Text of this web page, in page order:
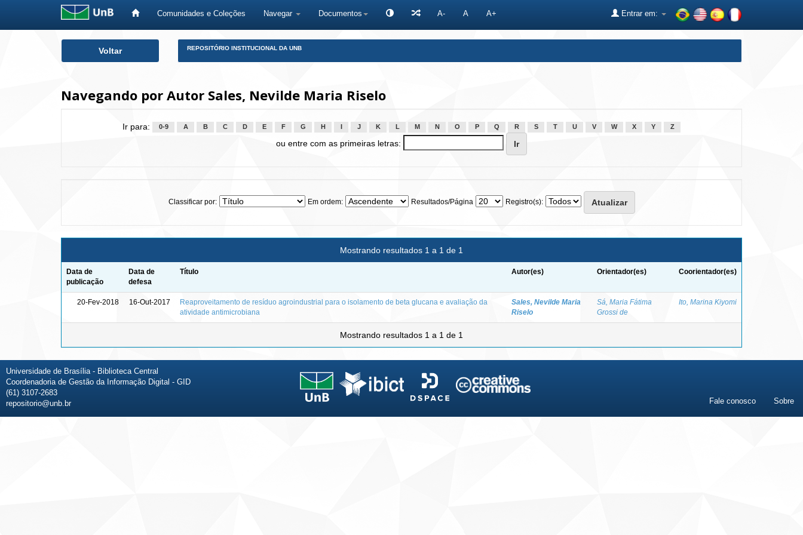
Comunidades e Coleções Navegar Documentos A- A A+ Entrar em:
Voltar REPOSITÓRIO INSTITUCIONAL DA UNB
Navegando por Autor Sales, Nevilde Maria Riselo
Ir para: 0-9 A B C D E F G H J K L M N O P Q R S T U V W X Y Z
ou entre com as primeiras letras:
Classificar por: Em ordem: Resultados/Página Registro(s):
Mostrando resultados 1 a 1 de 1
Data de
publicação
Data de
defesa
Título Autor(es) Orientador(es) Coorientador(es)
20-Fev-2018 16-Out-2017
Reaproveitamento de resíduo agroindustrial para o isolamento de beta glucana e avaliação da
atividade antimicrobiana
Sales, Nevilde Maria
Riselo
Sá, Maria Fátima
Grossi de
Ito, Marina Kiyomi
Mostrando resultados 1 a 1 de 1
Universidade de Brasília - Biblioteca Central
Coordenadoria de Gestão da Informação Digital - GID
(61) 3107-2683
repositorio@unb.br
Fale conosco Sobre